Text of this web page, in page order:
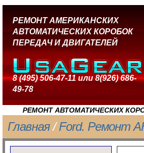
РЕМОНТ АМЕРИКАНСКИХ
АВТОМАТИЧЕСКИХ КОРОБОК
ПЕРЕДАЧ И ДВИГАТЕЛЕЙ
8 (495) 506-47-11 или 8(926) 686-
49-78
РЕМОНТ АВТОМАТИЧЕСКИХ
Главная/Ford. Ремонт